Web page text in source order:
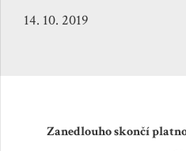
14. 10. 2019
Zanedlouho skončí